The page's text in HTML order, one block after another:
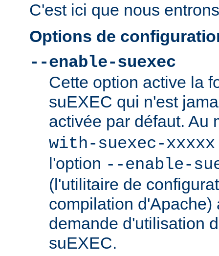
C'est ici que nous
Options de
--enable-suexec
Cette option active la
suEXEC qui n'est
activée par défaut. Au
with-suexec-xxxxx
l'option --enable-
(l'utilitaire de
compilation d'Apache)
demande d'utilisation
suEXEC.